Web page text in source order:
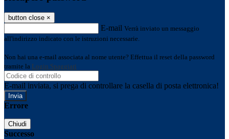
button close ×
E-mail Verrà inviato un messaggio
all'indirizzo indicato con le istruzioni necessarie.
Non hai una e-mail associata al nome utente? Effettua il reset della password
tramite la Login Spaggiari
E-mail inviata, si prega di controllare la casella di posta elettronica!
Errore
Chiudi
Successo